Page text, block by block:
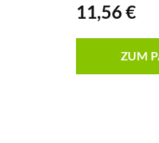
11,56€
ZUM